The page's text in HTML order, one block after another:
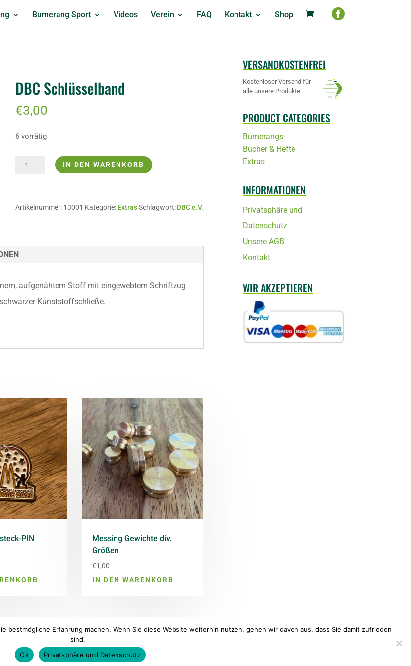
Bumerang Sport Videos Verein FAQ Kontakt Shop
DBC Schlüsselband
€3,00
6 vorrätig
DBC
Menge
IN DEN WARENKORB
Artikelnummer: 13001 Kategorie: ExtrasSchlagwort: DBC e.V.
aufgenähtem Stoff mit eingewebtem Schriftzug
Kunststoffschließe.
PIN
Messing Gewichte div.
Größen
€1,00
IN DEN WARENKORB
VERSANDKOSTENFREI
Kostenloser Versand für
alle unsere Produkte
PRODUCT CATEGORIES
Bumerangs
Bücher & Hefte
Extras
INFORMATIONEN
Privatsphäre und
Datenschutz
Unsere AGB
Kontakt
WIR AKZEPTIEREN
bestmögliche Erfahrung machen. Wenn Sie diese Website weiterhin nutzen, gehen wir davon aus, dass Sie damit zufrieden
sind.
Ok
Privatsphäre und Datenschutz